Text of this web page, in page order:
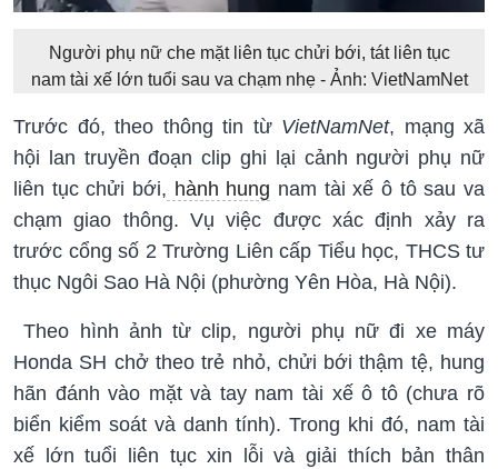
Người phụ nữ che mặt liên tục chửi bới, tát liên tục
nam tài xế lớn tuổi sau va chạm nhẹ - Ảnh: VietNamNet
Trước đó, theo thông tin từVietNamNet, mạng xã
hội lan truyền đoạn clip ghi lại cảnh người phụ nữ
liên tục chửi bới, hành hung nam tài xế ô tô sau va
chạm giao thông. Vụ việc được xác định xảy ra
trước cổng số 2 Trường Liên cấp Tiểu học, THCS tư
thục Ngôi Sao Hà Nội (phường Yên Hòa, Hà Nội).
Theo hình ảnh từ clip, người phụ nữ đi xe máy
Honda SH chở theo trẻ nhỏ, chửi bới thậm tệ, hung
hãn đánh vào mặt và tay nam tài xế ô tô (chưa rõ
biển kiểm soát và danh tính). Trong khi đó, nam tài
xế lớn tuổi liên tục xin lỗi và giải thích bản thân